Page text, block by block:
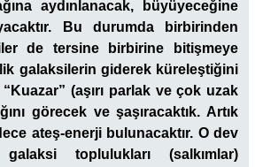
aydınlanacak, büyüyeceğine
Bu durumda birbirinden
de tersine birbirine bitişmeye
galaksilerin giderek küreleştiğini
(aşırı parlak ve çok uzak
görecek ve şaşıracaktık. Artık
ateş-enerji bulunacaktır. O dev
galaksi toplulukları (salkımlar)